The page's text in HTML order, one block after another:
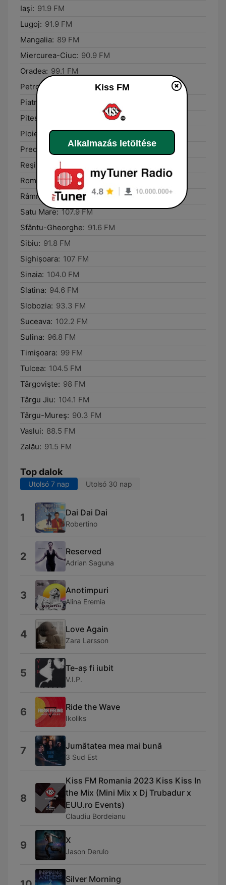
Iaşi: 91.9 FM
Lugoj: 91.9 FM
Mangalia: 89 FM
Miercurea-Ciuc: 90.9 FM
Oradea: 99.1 FM
Petroşani:
Piatra Neamţ:
Piteşti:
Ploieşti:
92.8 FM
Predeal:
92.1 FM
Reşiţa:
97.1 FM
Roman:
92.9 FM
Râmnicu Vâlcea: 99.2 FM
Satu Mare: 107.9 FM
Sfântu-Gheorghe: 91.6 FM
Sibiu: 91.8 FM
Sighișoara: 107 FM
Sinaia: 104.0 FM
Slatina: 94.6 FM
Slobozia: 93.3 FM
Suceava: 102.2 FM
Sulina: 96.8 FM
Timişoara: 99 FM
Tulcea: 104.5 FM
Târgovişte: 98 FM
Târgu Jiu: 104.1 FM
Târgu-Mureş: 90.3 FM
Vaslui: 88.5 FM
Zalău: 91.5 FM
Top dalok
Utolsó 7 nap Utolsó 30 nap
1 Dai Dai Dai
Robertino
2 Reserved
Adrian Saguna
3 Anotimpuri
Alina Eremia
4 Love Again
Zara Larsson
5 Te-aș fi iubit
V.I.P.
6 Ride the Wave
Ikoliks
7 Jumătatea mea mai bună
3 Sud Est
8
Kiss FM Romania 2023 Kiss Kiss In
the Mix (Mini Mix x Dj Trubadur x
EUU.ro Events)
Claudiu Bordeianu
9 X
Jason Derulo
Silver Morning
Kiss FM
Alkalmazás letöltése